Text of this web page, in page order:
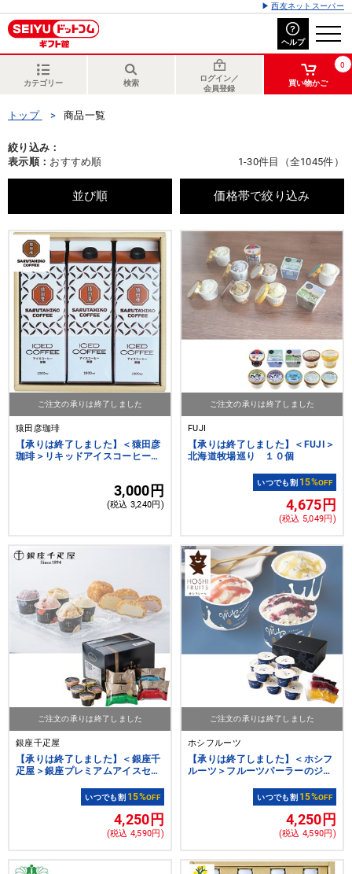
西友ネットスーパー
ヘルプ
カテゴリー 検索
ログイン／
会員登録
0
買い物かご
トップ 商品一覧
絞り込み：
表示順： おすすめ順 1-30件目（全1045件）
並び順 価格帯で絞り込み
ご注文の承りは終了しました
猿田彦珈琲
【承りは終了しました】＜猿田彦
珈琲＞リキッドアイスコーヒーギ
3,000円
(税込 3,240円)
ご注文の承りは終了しました
FUJI
【承りは終了しました】＜FUJI＞
北海道牧場巡り １０個
いつでも割 15%OFF
4,675円
(税込 5,049円)
ご注文の承りは終了しました
銀座千疋屋
【承りは終了しました】＜銀座千
疋屋＞銀座プレミアムアイスセレ
いつでも割 15%OFF
4,250円
(税込 4,590円)
ご注文の承りは終了しました
ホシフルーツ
【承りは終了しました】＜ホシフ
ルーツ＞フルーツパーラーのジャ
いつでも割 15%OFF
4,250円
(税込 4,590円)